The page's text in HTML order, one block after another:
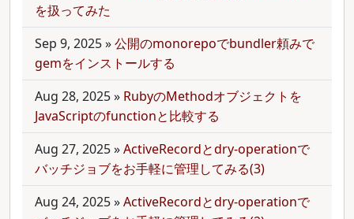
を扱ってみた
Sep 9, 2025»公開のmonorepoでbundler頼みで
gemをインストールする
Aug 28, 2025» RubyのMethodオブジェクトを
JavaScriptのfunctionと比較する
Aug 27, 2025»ActiveRecordとdry-operationで
バッチジョブをお手軽に管理してみる(3)
Aug 24, 2025»ActiveRecordとdry-operationで